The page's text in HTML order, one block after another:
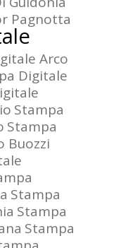
Pagnotta
Arco
Digitale
Stampa
Stampa
Buozzi
Stampa
Stampa
Stampa